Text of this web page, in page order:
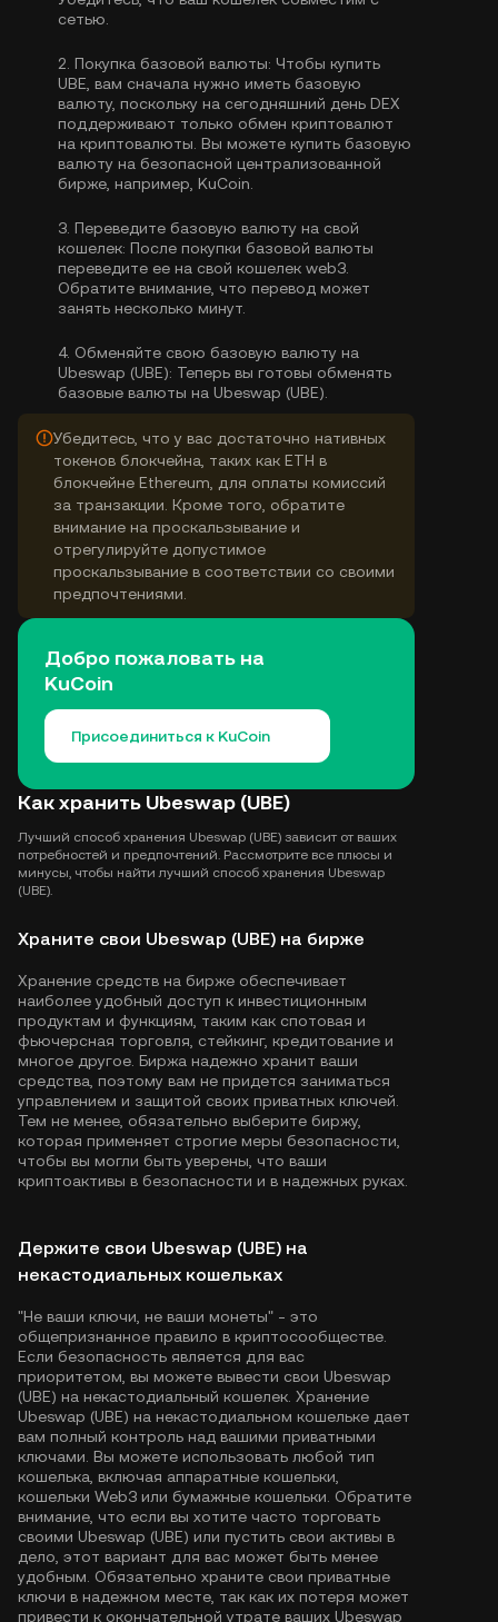
сетью.
2. Покупка базовой валюты: Чтобы купить
UBE, вам сначала нужно иметь базовую
валюту, поскольку на сегодняшний день DEX
поддерживают только обмен криптовалют
на криптовалюты. Вы можете купить базовую
валюту на безопасной централизованной
бирже, например, KuCoin.
3. Переведите базовую валюту на свой
кошелек: После покупки базовой валюты
переведите ее на свой кошелек web3.
Обратите внимание, что перевод может
занять несколько минут.
4. Обменяйте свою базовую валюту на
Ubeswap (UBE): Теперь вы готовы обменять
базовые валюты на Ubeswap (UBE).
Убедитесь, что у вас достаточно нативных
токенов блокчейна, таких как ETH в
блокчейне Ethereum, для оплаты комиссий
за транзакции. Кроме того, обратите
внимание на проскальзывание и
отрегулируйте допустимое
проскальзывание в соответствии со своими
предпочтениями.
Добро пожаловать на
KuCoin
Присоединиться к KuCoin
Как хранить Ubeswap (UBE)
Лучший способ хранения Ubeswap (UBE) зависит от ваших
потребностей и предпочтений. Рассмотрите все плюсы и
минусы, чтобы найти лучший способ хранения Ubeswap
(UBE).
Храните свои Ubeswap (UBE) на бирже
Хранение средств на бирже обеспечивает
наиболее удобный доступ к инвестиционным
продуктам и функциям, таким как спотовая и
фьючерсная торговля, стейкинг, кредитование и
многое другое. Биржа надежно хранит ваши
средства, поэтому вам не придется заниматься
управлением и защитой своих приватных ключей.
Тем не менее, обязательно выберите биржу,
которая применяет строгие меры безопасности,
чтобы вы могли быть уверены, что ваши
криптоактивы в безопасности и в надежных руках.
Держите свои Ubeswap (UBE) на
некастодиальных кошельках
"Не ваши ключи, не ваши монеты" - это
общепризнанное правило в криптосообществе.
Если безопасность является для вас
приоритетом, вы можете вывести свои Ubeswap
(UBE) на некастодиальный кошелек. Хранение
Ubeswap (UBE) на некастодиальном кошельке дает
вам полный контроль над вашими приватными
ключами. Вы можете использовать любой тип
кошелька, включая аппаратные кошельки,
кошельки Web3 или бумажные кошельки. Обратите
внимание, что если вы хотите часто торговать
своими Ubeswap (UBE) или пустить свои активы в
дело, этот вариант для вас может быть менее
удобным. Обязательно храните свои приватные
ключи в надежном месте, так как их потеря может
привести к окончательной утрате ваших Ubeswap